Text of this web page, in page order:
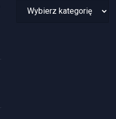
Kategorie